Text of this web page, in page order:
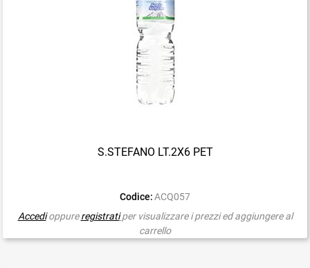
S.STEFANO LT.2X6 PET
Codice: ACQ057
Accedioppureregistrati per visualizzare i prezzi ed aggiungere al
carrello